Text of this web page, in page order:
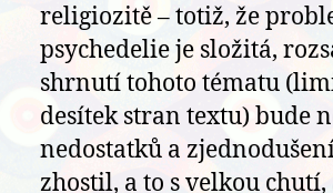
religiozitě – totiž, že
psychedelie je složitá,
shrnutí tohoto tématu
desítek stran textu) bude
nedostatků a
zhostil, a to s velkou